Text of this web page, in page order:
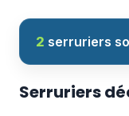
2 serruriers
Serruriers